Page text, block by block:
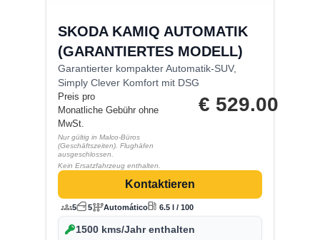
SKODA KAMIQ AUTOMATIK
(GARANTIERTES MODELL)
Garantierter kompakter Automatik-SUV,
Simply Clever Komfort mit DSG
Preis pro
Monatliche Gebühr ohne
MwSt.
Nur gültig in Malco-Büros
(Geschäftszeiten). Flughäfen
ausgeschlossen.
Kein Ersatzfahrzeug enthalten.
€ 529.00
Kontaktieren
5 5 Automático 6.5 l / 100
1500 kms/Jahr enthalten